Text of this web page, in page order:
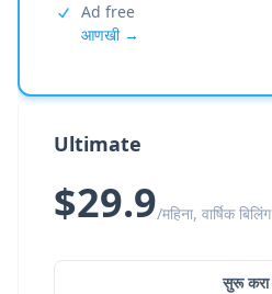
Ad free
आणखी →
Ultimate
$29.9/महिना, वार्षिक बिलिंग
सुरू करा